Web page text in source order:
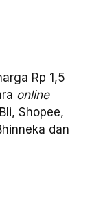
Rp 1,5
online
Shopee,
dan